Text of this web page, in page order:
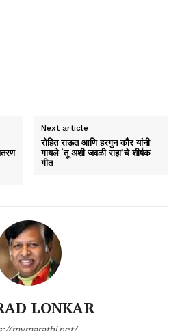
Next article
रोहित राऊत आणि हरगुन कौर यांनी
गायले ‘तू अशी जवळी राहा’चे शीर्षक
गीत
LONKAR